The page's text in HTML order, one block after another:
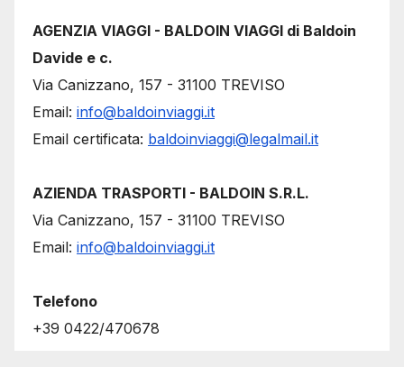
AGENZIA VIAGGI - BALDOIN VIAGGI di Baldoin
Davide e c.
Via Canizzano, 157 - 31100 TREVISO
Email: info@baldoinviaggi.it
Email certificata: baldoinviaggi@legalmail.it
AZIENDA TRASPORTI - BALDOIN S.R.L.
Via Canizzano, 157 - 31100 TREVISO
Email: info@baldoinviaggi.it
Telefono
+39 0422/470678